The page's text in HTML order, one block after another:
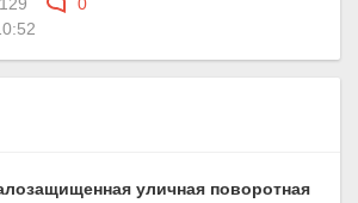
0
уличная поворотная